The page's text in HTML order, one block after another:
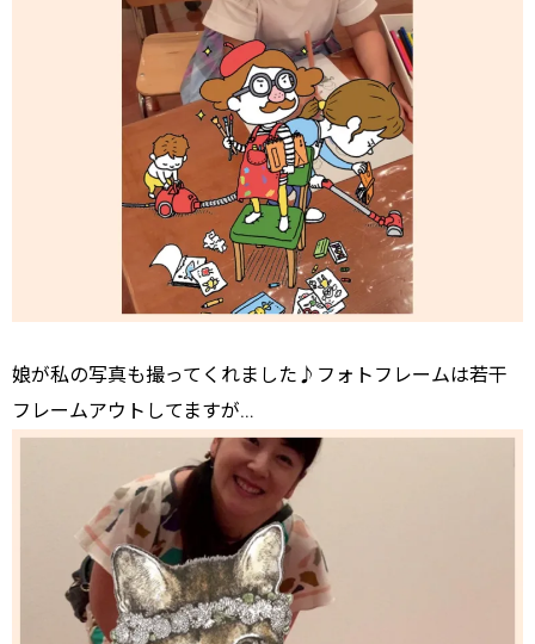
娘が私の写真も撮ってくれました♪フォトフレームは若干
フレームアウトしてますが…